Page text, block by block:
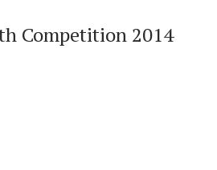
Competition 2014